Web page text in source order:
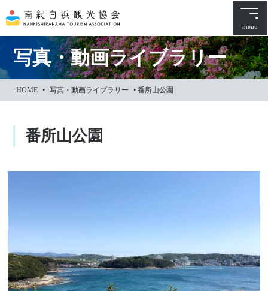
文
に
ッ
menu
写真・動画ライブラリー
HOME • 写真・動画ライブラリー •番所山公園
番所山公園